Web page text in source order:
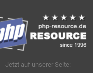
Jetzt auf unserer Seite: